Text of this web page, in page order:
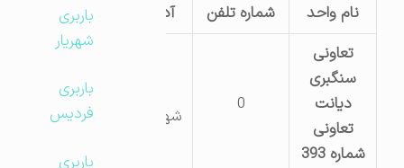
نام واحد شماره تلفن
آدرس کارگاه
تعاونی
سنگبری
دیانت
تعاونی
شماره 393
شهرک صنعتی
باربری
شهریار
باربری
فردیس
باربری